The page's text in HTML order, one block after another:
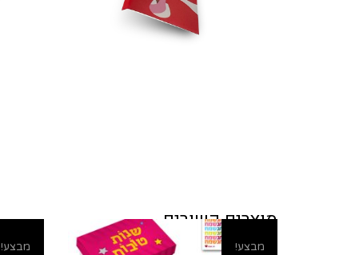
מוצרים קשורים
מבצע! מבצע!